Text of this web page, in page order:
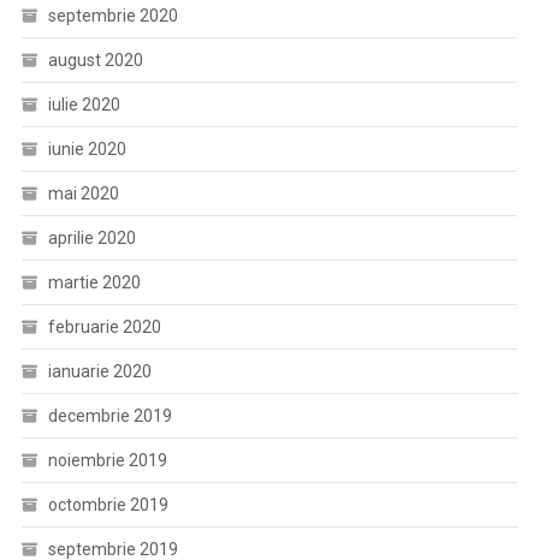
septembrie 2020
august 2020
iulie 2020
iunie 2020
mai 2020
aprilie 2020
martie 2020
februarie 2020
ianuarie 2020
decembrie 2019
noiembrie 2019
octombrie 2019
septembrie 2019